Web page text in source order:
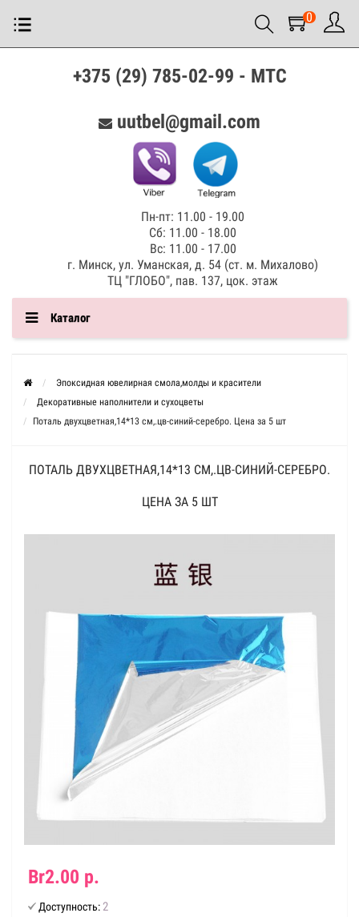
0
+375 (29) 785-02-99 - МТС
uutbel@gmail.com
Пн-пт: 11.00 - 19.00
Сб: 11.00 - 18.00
Вс: 11.00 - 17.00
г. Минск, ул. Уманская, д. 54 (ст. м. Михалово)
ТЦ "ГЛОБО", пав. 137, цок. этаж
Каталог
Эпоксидная ювелирная смола,молды и красители
Декоративные наполнители и сухоцветы
Поталь двухцветная,14*13 см,.цв-синий-серебро. Цена за 5 шт
ПОТАЛЬ ДВУХЦВЕТНАЯ,14*13 СМ,.ЦВ-СИНИЙ-СЕРЕБРО.
ЦЕНА ЗА 5 ШТ
Br2.00 р.
Доступность: 2